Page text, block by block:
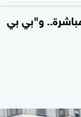
و"بي بي